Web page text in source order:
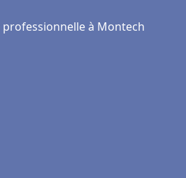
à Montech